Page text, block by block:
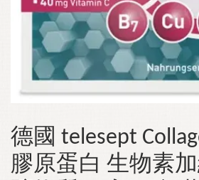
德國 telesept
膠原蛋白 生物素